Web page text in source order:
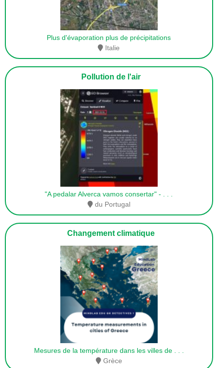
Plus d'évaporation plus de précipitations
Italie
Pollution de l'air
"A pedalar Alverca vamos consertar" -
du Portugal
Changement climatique
Mesures de la température dans les villes de
Grèce